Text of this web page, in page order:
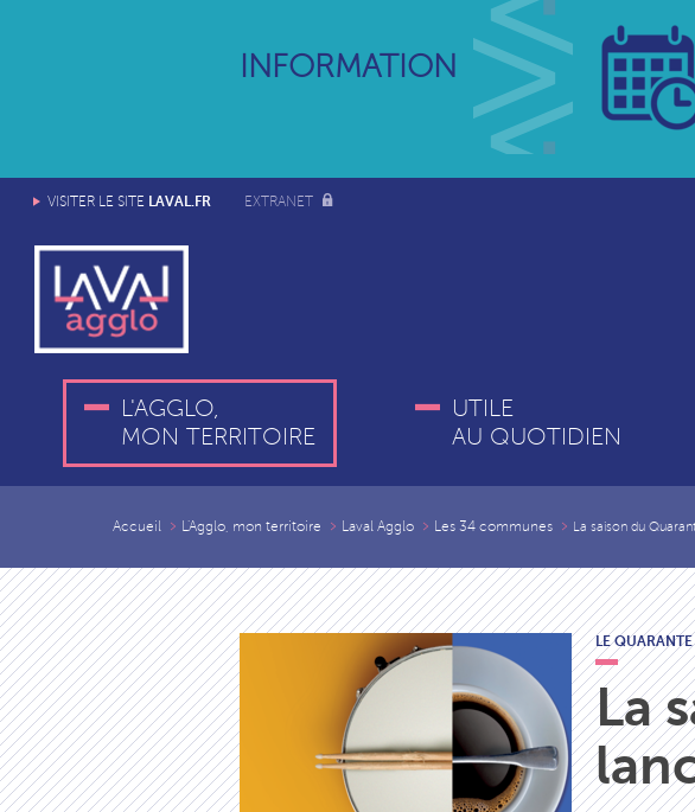
INFORMATION
VISITER LE SITE LAVAL.FR EXTRANET
L'AGGLO,
MON TERRITOIRE
UTILE
AU QUOTIDIEN
Accueil L'Agglo, mon territoire Laval Agglo Les 34 communes La saison du
LE QUARANTE
La